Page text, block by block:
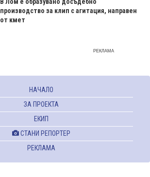
производство за клип с агитация, направен
от кмет
РЕКЛАМА
НАЧАЛО
ЗА ПРОЕКТА
ЕКИП
СТАНИ РЕПОРТЕР
РЕКЛАМА